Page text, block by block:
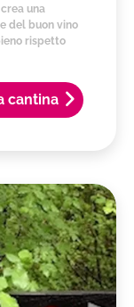
cantina
una
del buon vino
rispetto